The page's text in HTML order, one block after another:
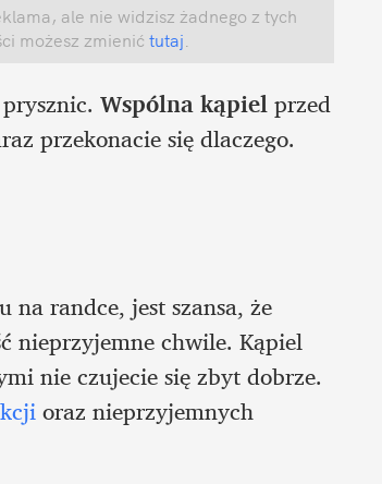
ale nie widzisz żadnego z tych
możesz zmienić tutaj
Wspólna kąpiel przed
przekonacie się dlaczego.
randce, jest szansa, że
nieprzyjemne chwile. Kąpiel
nie czujecie się zbyt dobrze.
oraz nieprzyjemnych